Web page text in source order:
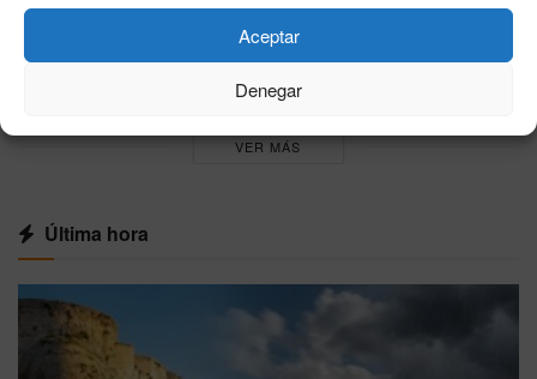
Aceptar
Denegar
Resultado Bonoloto hoy, jueves 6 de agosto
de 2026: combinación ganadora oficial
06/08/2026
VER MÁS
Última hora